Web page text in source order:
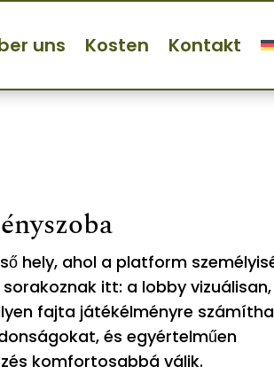
uns Kosten Kontakt
a lobby
hely, ahol a platform
itt: a lobby vizuálisan,
fajta játékélményre
és egyértelműen
komfortosabbá válik.